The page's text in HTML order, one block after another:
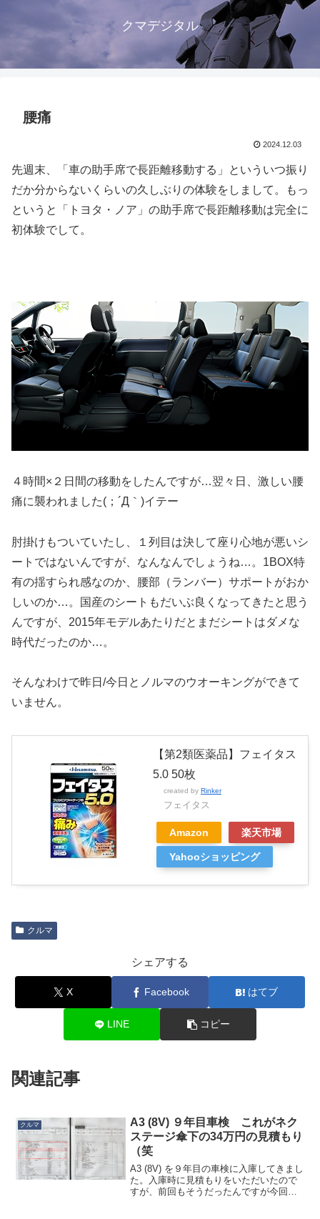
クマデジタル
腰痛
2024.12.03
先週末、「車の助手席で長距離移動する」といういつ振り
だか分からないくらいの久しぶりの体験をしまして。もっ
というと「トヨタ・ノア」の助手席で長距離移動は完全に
初体験でして。
４時間×２日間の移動をしたんですが…翌々日、激しい腰
痛に襲われました(；´Д｀)イテー
肘掛けもついていたし、１列目は決して座り心地が悪いシ
ートではないんですが、なんなんでしょうね…。1BOX特
有の揺すられ感なのか、腰部（ランバー）サポートがおか
しいのか…。国産のシートもだいぶ良くなってきたと思う
んですが、2015年モデルあたりだとまだシートはダメな
時代だったのか…。
そんなわけで昨日/今日とノルマのウオーキングができて
いません。
【第2類医薬品】フェイタス
5.0 50枚
created by Rinker
フェイタス
Amazon 楽天市場
Yahooショッピング
クルマ
シェアする
X Facebook はてブ
LINE コピー
関連記事
クルマ
A3 (8V) ９年目車検 これがネク
ステージ傘下の34万円の見積もり
（笑
A3 (8V) を９年目の車検に入庫してきまし
た。入庫時に見積もりをいただいたので
すが、前回もそうだったんですが今回も